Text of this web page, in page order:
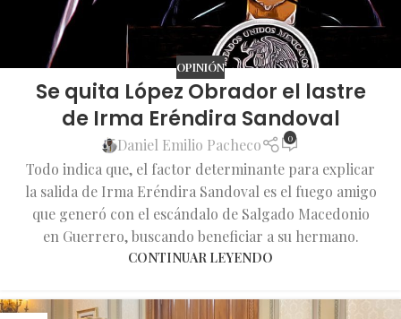
OPINIÓN
Se quita López Obrador el lastre
de Irma Eréndira Sandoval
Daniel Emilio Pacheco 0
Todo indica que, el factor determinante para explicar
la salida de Irma Eréndira Sandoval es el fuego amigo
que generó con el escándalo de Salgado Macedonio
en Guerrero, buscando beneficiar a su hermano.
CONTINUAR LEYENDO